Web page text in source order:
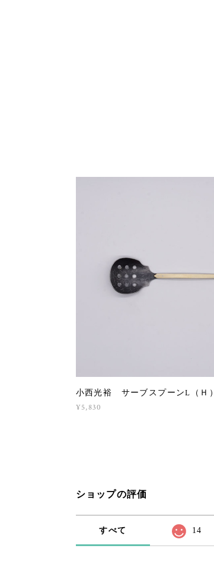
小西光裕 サーブスプーンL（Ｈ）
¥5,830
ショップの評価
すべて 14